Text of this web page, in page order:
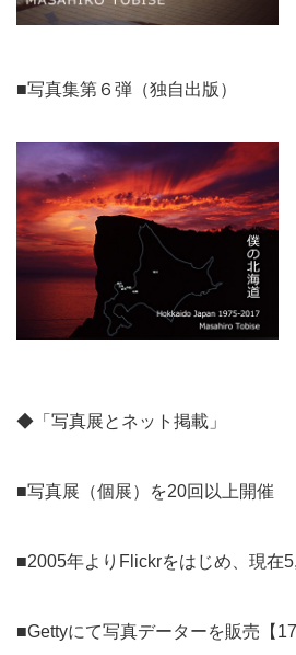
■写真集第６弾（独自出版）
◆「写真展とネット掲載」
■写真展（個展）を20回以上開催
■2005年よりFlickrをはじめ、現在
■Gettyにて写真データーを販売【